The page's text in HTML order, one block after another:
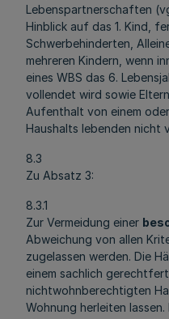
Lebenspartnerschaften
Hinblick auf das 1. Kind,
Schwerbehinderten,
mehreren Kindern, wenn
eines WBS das 6.
vollendet wird sowie
Aufenthalt von einem
Haushalts lebenden nicht
8.3
Zu Absatz 3:
8.3.1
Zur Vermeidung einer
Abweichung von allen
zugelassen werden. Die
einem sachlich
nichtwohnberechtigten
Wohnung herleiten lassen.